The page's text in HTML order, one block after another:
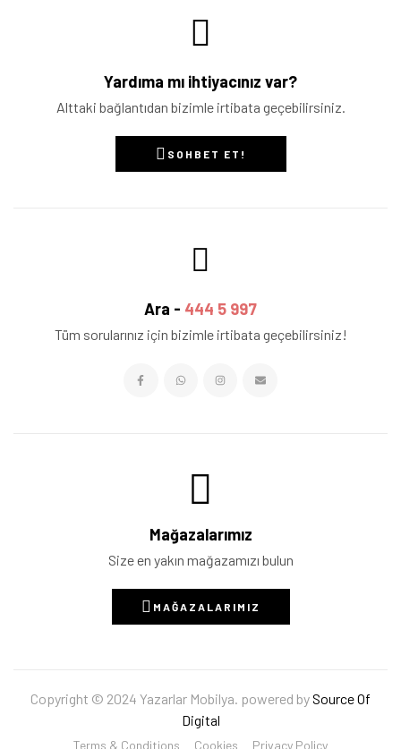
Yardıma mı ihtiyacınız var?
Alttaki bağlantıdan bizimle irtibata geçebilirsiniz.
SOHBET ET!
Ara - 444 5 997
Tüm sorularınız için bizimle irtibata geçebilirsiniz!
Mağazalarımız
Size en yakın mağazamızı bulun
MAĞAZALARIMIZ
Copyright © 2024 Yazarlar Mobilya. powered bySource Of
Digital
Terms & Conditions Cookies Privacy Policy